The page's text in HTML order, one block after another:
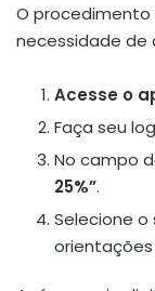
O
necessidade de
Acesse o
Faça seu
No campo
25%”.
Selecione